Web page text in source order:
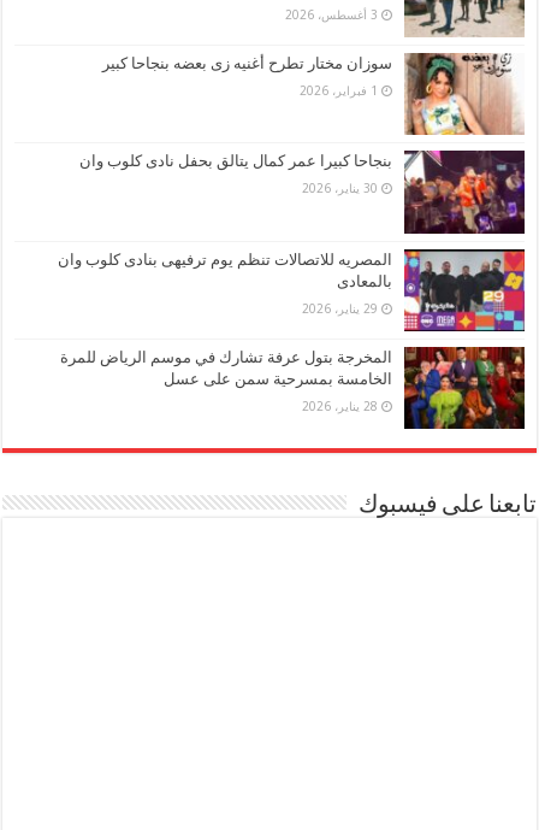
3 أغسطس، 2026
سوزان مختار تطرح أغنيه زى بعضه بنجاحا كبير
1 فبراير، 2026
بنجاحا كبيرا عمر كمال يتالق بحفل نادى كلوب وان
30 يناير، 2026
المصريه للاتصالات تنظم يوم ترفيهى بنادى كلوب وان
بالمعادى
29 يناير، 2026
المخرجة بتول عرفة تشارك في موسم الرياض للمرة
الخامسة بمسرحية سمن على عسل
28 يناير، 2026
تابعنا على فيسبوك